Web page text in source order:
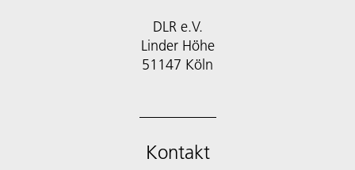
DLR e.V.
Linder Höhe
51147 Köln
Kontakt